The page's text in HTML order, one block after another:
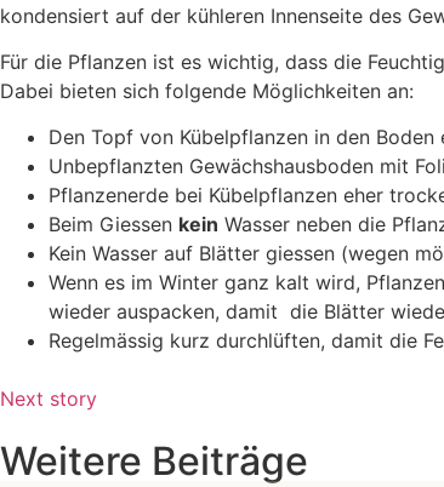
kondensiert auf der kühleren Innenseite des
Für die Pflanzen ist es wichtig, dass die
Dabei bieten sich folgende Möglichkeiten an:
Den Topf von Kübelpflanzen in den
Unbepflanzten Gewächshausboden mit
Pflanzenerde bei Kübelpflanzen eher
Beim Giessen kein Wasser neben die
Kein Wasser auf Blätter giessen (wegen
Wenn es im Winter ganz kalt wird,
wieder auspacken, damit die Blätter
Regelmässig kurz durchlüften, damit die
Next story
Weitere Beiträge